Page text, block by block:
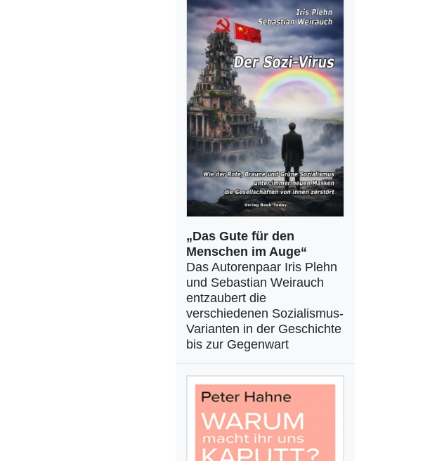
„Das Gute für den
Menschen im Auge“
Das Autorenpaar Iris Plehn
und Sebastian Weirauch
entzaubert die
verschiedenen Sozialismus-
Varianten in der Geschichte
bis zur Gegenwart